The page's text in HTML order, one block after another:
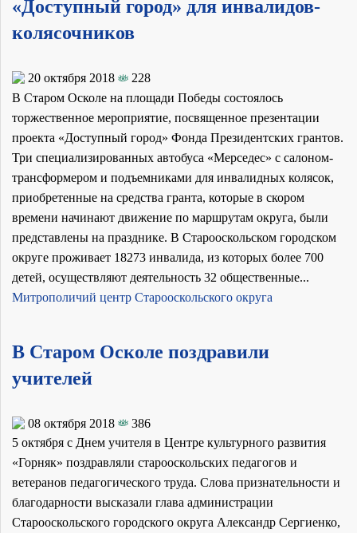
«Доступный город» для инвалидов-
колясочников
20 октября 2018
228
В Старом Осколе на площади Победы состоялось
торжественное мероприятие, посвященное презентации
проекта «Доступный город» Фонда Президентских грантов.
Три специализированных автобуса «Мерседес» с салоном-
трансформером и подъемниками для инвалидных колясок,
приобретенные на средства гранта, которые в скором
времени начинают движение по маршрутам округа, были
представлены на празднике. В Старооскольском городском
округе проживает 18273 инвалида, из которых более 700
детей, осуществляют деятельность 32 общественные...
Митрополичий центр Старооскольского округа
В Старом Осколе поздравили
учителей
08 октября 2018
386
5 октября с Днем учителя в Центре культурного развития
«Горняк» поздравляли старооскольских педагогов и
ветеранов педагогического труда. Слова признательности и
благодарности высказали глава администрации
Старооскольского городского округа Александр Сергиенко,